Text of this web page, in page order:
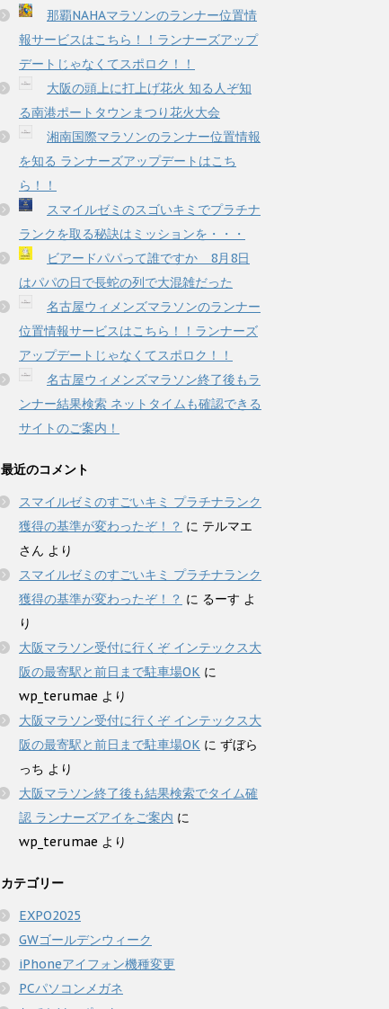
那覇NAHAマラソンのランナー位置情
報サービスはこちら！！ランナーズアップ
デートじゃなくてスポロク！！
大阪の頭上に打上げ花火 知る人ぞ知
る南港ポートタウンまつり花火大会
湘南国際マラソンのランナー位置情報
を知る ランナーズアップデートはこち
ら！！
スマイルゼミのスゴいキミでプラチナ
ランクを取る秘訣はミッションを・・・
ビアードパパって誰ですか 8月8日
はパパの日で長蛇の列で大混雑だった
名古屋ウィメンズマラソンのランナー
位置情報サービスはこちら！！ランナーズ
アップデートじゃなくてスポロク！！
名古屋ウィメンズマラソン終了後もラ
ンナー結果検索 ネットタイムも確認できる
サイトのご案内！
最近のコメント
スマイルゼミのすごいキミ プラチナランク
獲得の基準が変わったぞ！？ に テルマエ
さん より
スマイルゼミのすごいキミ プラチナランク
獲得の基準が変わったぞ！？ に るーす よ
り
大阪マラソン受付に行くぞ インテックス大
阪の最寄駅と前日まで駐車場OK に
wp_terumae より
大阪マラソン受付に行くぞ インテックス大
阪の最寄駅と前日まで駐車場OK に ずぼら
っち より
大阪マラソン終了後も結果検索でタイム確
認 ランナーズアイをご案内 に
wp_terumae より
カテゴリー
EXPO2025
GWゴールデンウィーク
iPhoneアイフォン機種変更
PCパソコンメガネ